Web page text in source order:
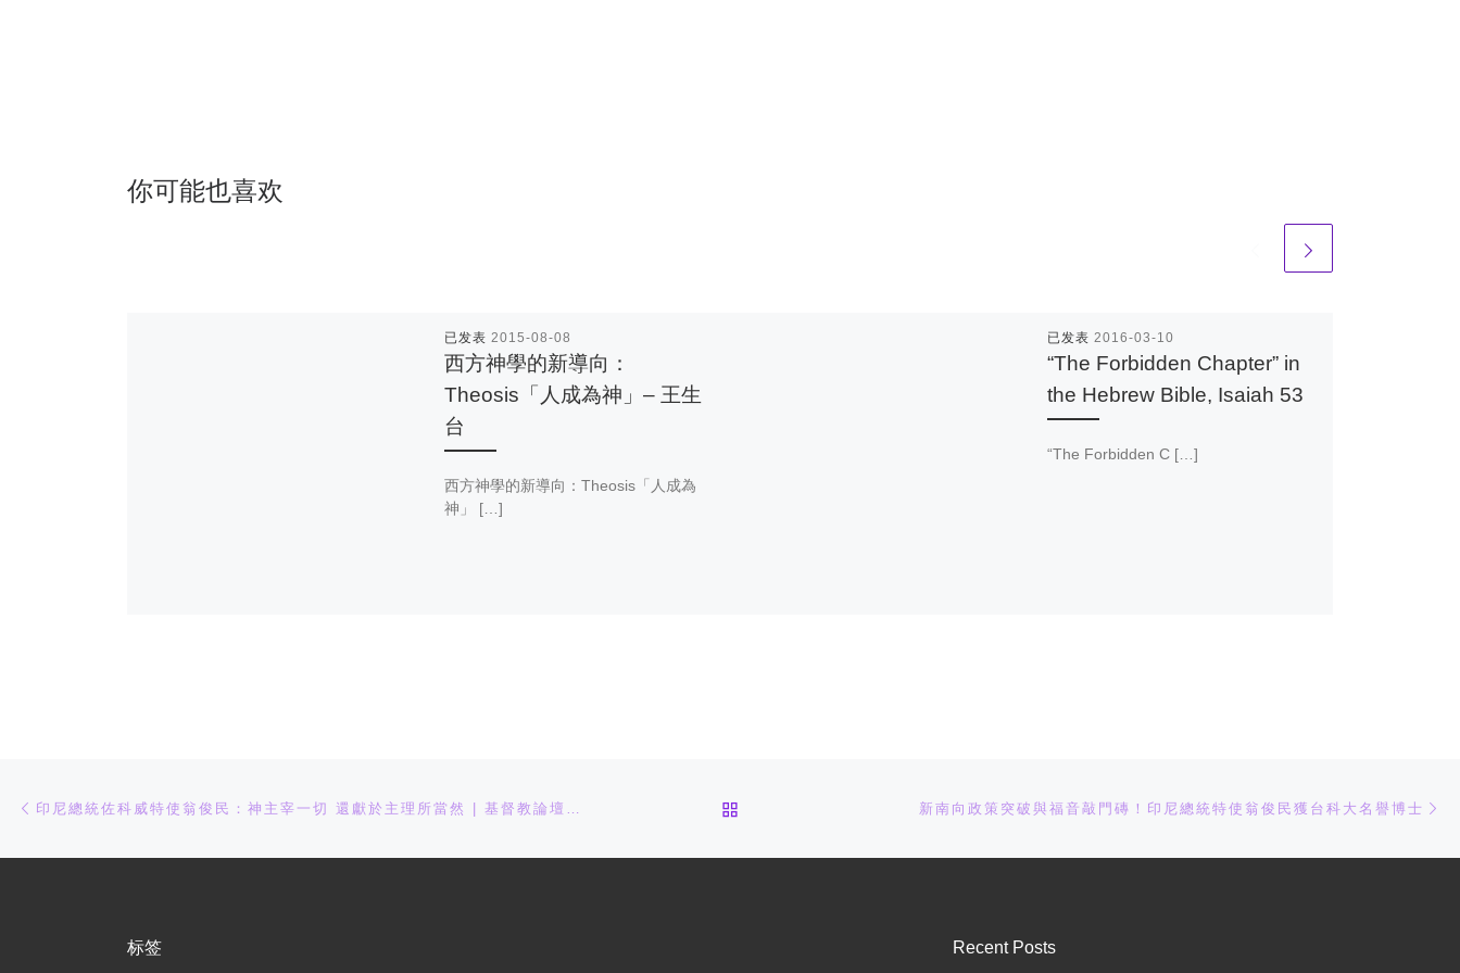
你可能也喜欢
已发表 2015-08-08
西方神學的新導向：
Theosis「人成為神」– 王生
台
西方神學的新導向：Theosis「人成為
神」 […]
已发表 2016-03-10
“The Forbidden Chapter” in
the Hebrew Bible, Isaiah 53
“The Forbidden C […]
文章导航 新南向政策突破與福音敲門磚！印尼總統特使翁俊民獲台科大名譽博士
标签 Recent Posts